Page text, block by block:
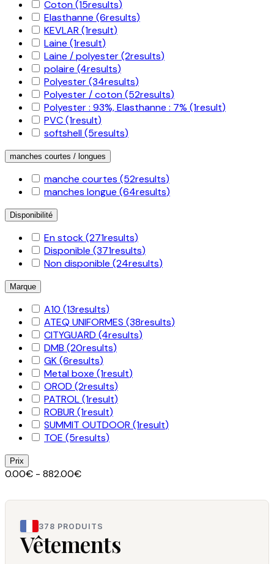
Coton(15results)
Elasthanne (6results)
KEVLAR (1result)
Laine (1result)
Laine / polyester(2results)
polaire (4results)
Polyester(34results)
Polyester / coton(52results)
Polyester : 93%, Elasthanne : 7% (1result)
PVC(1result)
softshell(5results)
manches courtes / longues
manche courtes (52results)
manches longue (64results)
Disponibilité
En stock(271results)
Disponible (371results)
Non disponible (24results)
Marque
A10 (13results)
ATEQ UNIFORMES (38results)
CITYGUARD (4results)
DMB (20results)
GK(6results)
Metal boxe (1result)
OROD (2results)
PATROL(1result)
ROBUR (1result)
SUMMIT OUTDOOR (1result)
TOE (5results)
Prix
0.00€ - 882.00€
378 PRODUITS
Vêtements